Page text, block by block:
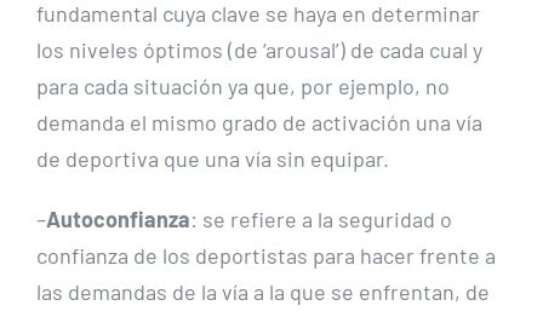
fundamental cuya clave se haya en determinar
los niveles óptimos (de ‘arousal’) de cada cual y
para cada situación ya que, por ejemplo, no
demanda el mismo grado de activación una vía
de deportiva que una vía sin equipar.
–Autoconfianza: se refiere a la seguridad o
confianza de los deportistas para hacer frente a
las demandas de la vía a la que se enfrentan, de